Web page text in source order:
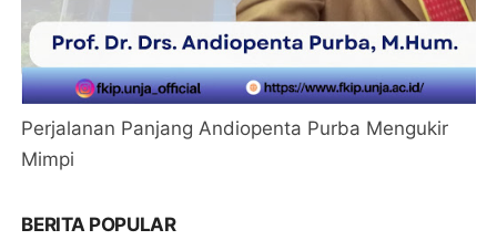
Perjalanan Panjang Andiopenta Purba Mengukir
Mimpi
BERITA POPULAR